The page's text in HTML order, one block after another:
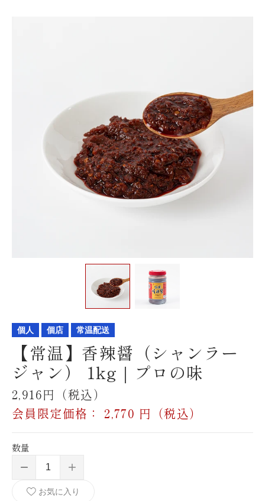
飲食店様、大学・専門学校様、
卸売店
メールフォームからの
個人 個店 常温配送
【常温】香辣醤（シャンラー
ジャン） 1kg｜プロの味
2,916円（税込）
会員限定価格：2,770 円（税込）
数量
お気に入り